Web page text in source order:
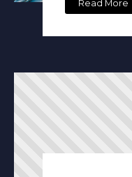
Read More